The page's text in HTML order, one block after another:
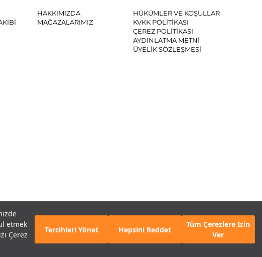
etmek
Çerez
Tercihleri Yönet Hepsini Reddet
Tüm Çerezlere İzin
Ver
HAKKIMIZDA
MAĞAZALARIMIZ
HÜKÜMLER VE KOŞULLAR
KVKK POLİTİKASI
ÇEREZ POLİTİKASI
AYDINLATMA METNİ
ÜYELİK SÖZLEŞMESİ